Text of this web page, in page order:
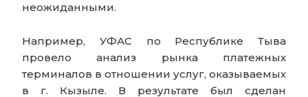
неожиданными.
Например, УФАС по Республике Тыва
провело анализ рынка платежных
терминалов в отношении услуг, оказываемых
в г. Кызыле. В результате был сделан